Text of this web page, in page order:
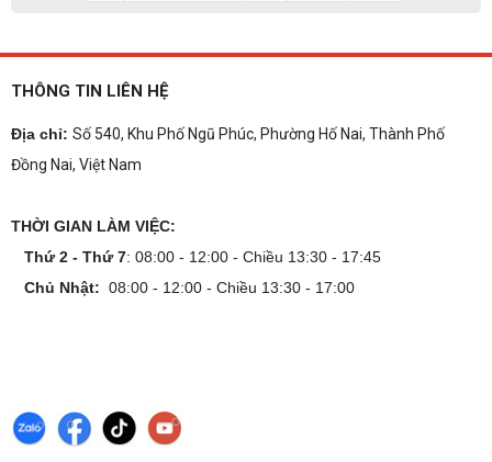
THÔNG TIN LIÊN HỆ
Địa chỉ: Số 540, Khu Phố Ngũ Phúc, Phường Hố Nai, Thành Phố
Đồng Nai, Việt Nam
THỜI GIAN LÀM VIỆC:
Thứ 2 - Thứ 7: 08:00 - 12:00 - Chiều 13:30 - 17:45
Chủ Nhật: 08:00 - 12:00 - Chiều 13:30 - 17:00